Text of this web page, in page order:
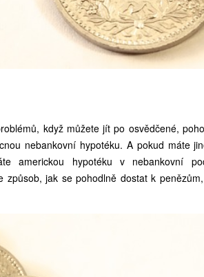
když můžete jít po osvědčené,
nebankovní hypotéku. A pokud máte
americkou hypotéku v nebankovní
způsob, jak se pohodlně dostat k